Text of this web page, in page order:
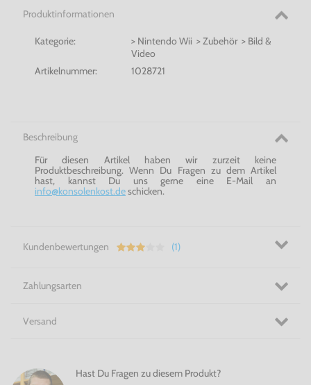
Produktinformationen
Kategorie:
> Nintendo Wii > Zubehör > Bild &
Video
Artikelnummer:
1028721
Beschreibung
Für diesen Artikel haben wir zurzeit keine
Produktbeschreibung. Wenn Du Fragen zu dem Artikel
hast, kannst Du uns gerne eine E-Mail an
info@konsolenkost.deschicken.
Kundenbewertungen (1)
Zahlungsarten
Versand
Hast Du Fragen zu diesem Produkt?